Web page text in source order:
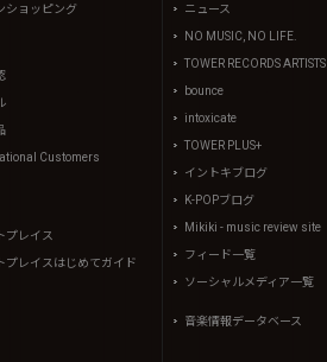
ショッピング
Customers
プレイス
プレイスはじめてガイド
ニュース
NO MUSIC, NO LIFE.
TOWER RECORDS ARTISTS
bounce
intoxicate
TOWER PLUS+
イントキブログ
K-POPブログ
Mikiki - music review site
フィード一覧
ソーシャルメディア一覧
音楽情報データベース